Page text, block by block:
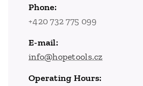
Phone:
+420 732 775 099
E-mail:
info@hopetools.cz
Operating Hours: